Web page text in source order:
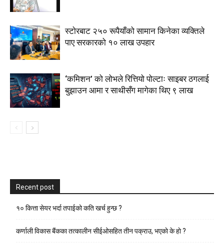
स्टाेरबाट २५० रूपैयाँको सामान किनेका व्यक्तिले
पाए सरकारको १० लाख उपहार
‘कमिशन’ को लोभले रित्तियो पोल्टाः साइबर ठगलाई
बुझाउन आमा र साथीसँग मागेका थिए ९ लाख
Recent post
१० कित्ता सेयर भर्दा तपाईको कति खर्च हुन्छ ?
कर्णाली विकास बैंकका तत्कालीन सीईओसहित तीन पक्राउ, भएकाे के हाे ?